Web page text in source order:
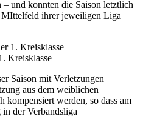
und konnten die Saison letztlich
ihrer jeweiligen Liga
Kreisklasse
Saison mit Verletzungen
aus dem weiblichen
kompensiert werden, so dass am
der Verbandsliga